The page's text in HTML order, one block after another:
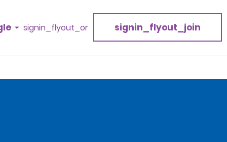
signin_flyout_or signin_flyout_join